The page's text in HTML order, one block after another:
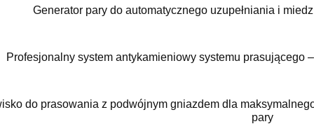
Generator pary do automatycznego uzupełniania i
Profesjonalny system antykamieniowy systemu prasującego
do prasowania z podwójnym gniazdem dla
pary